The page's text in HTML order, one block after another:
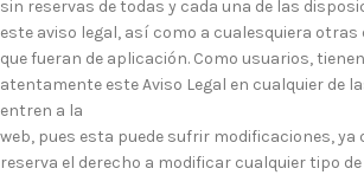
sin reservas de todas y cada una de las
este aviso legal, así como a cualesquiera
que fueran de aplicación. Como usuarios,
atentamente este Aviso Legal en cualquier de
entren a la
web, pues esta puede sufrir modificaciones, ya
reserva el derecho a modificar cualquier tipo